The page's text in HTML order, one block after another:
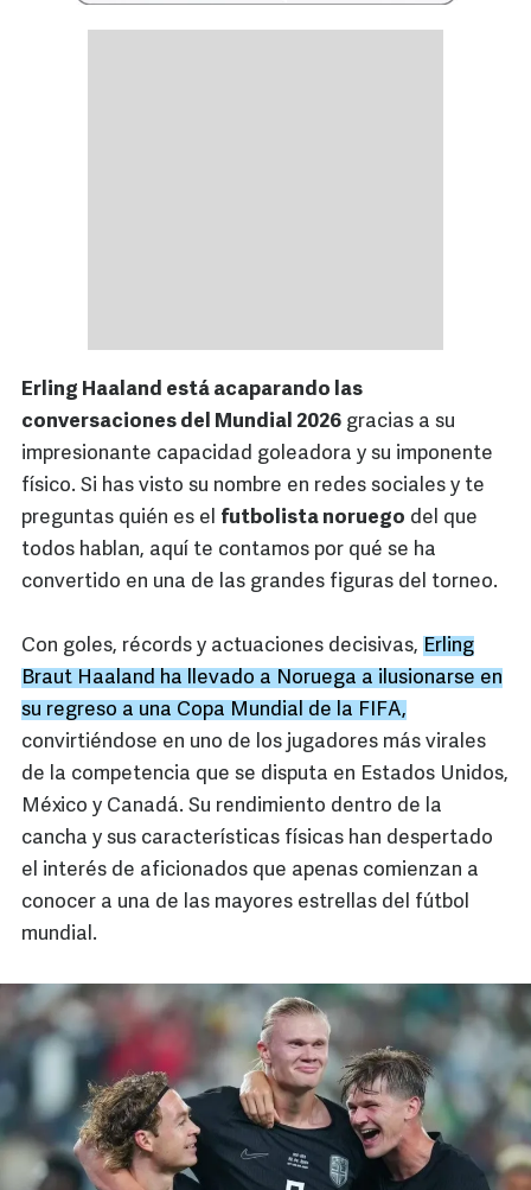
Erling Haaland está acaparando las
conversaciones del Mundial 2026 gracias a su
impresionante capacidad goleadora y su imponente
físico. Si has visto su nombre en redes sociales y te
preguntas quién es el futbolista noruego del que
todos hablan, aquí te contamos por qué se ha
convertido en una de las grandes figuras del torneo.
Con goles, récords y actuaciones decisivas, Erling
Braut Haaland ha llevado a Noruega a ilusionarse en
su regreso a una Copa Mundial de la FIFA,
convirtiéndose en uno de los jugadores más virales
de la competencia que se disputa en Estados Unidos,
México y Canadá. Su rendimiento dentro de la
cancha y sus características físicas han despertado
el interés de aficionados que apenas comienzan a
conocer a una de las mayores estrellas del fútbol
mundial.